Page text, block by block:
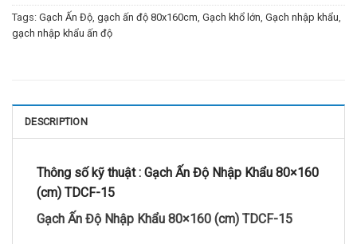
Tags: Gạch Ấn Độ, gạch ấn độ 80x160cm, Gạch khổ lớn, Gạch nhập khẩu,
gạch nhập khẩu ấn độ
DESCRIPTION
Thông số kỹ thuật : Gạch Ấn Độ Nhập Khẩu 80×160
(cm) TDCF-15
Gạch Ấn Độ Nhập Khẩu 80×160 (cm) TDCF-15